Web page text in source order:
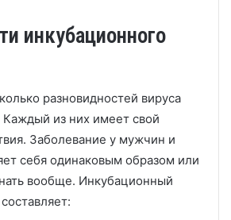
инкубационного
разновидностей вируса
Каждый из них имеет свой
Заболевание у мужчин и
себя одинаковым образом или
вообще. Инкубационный